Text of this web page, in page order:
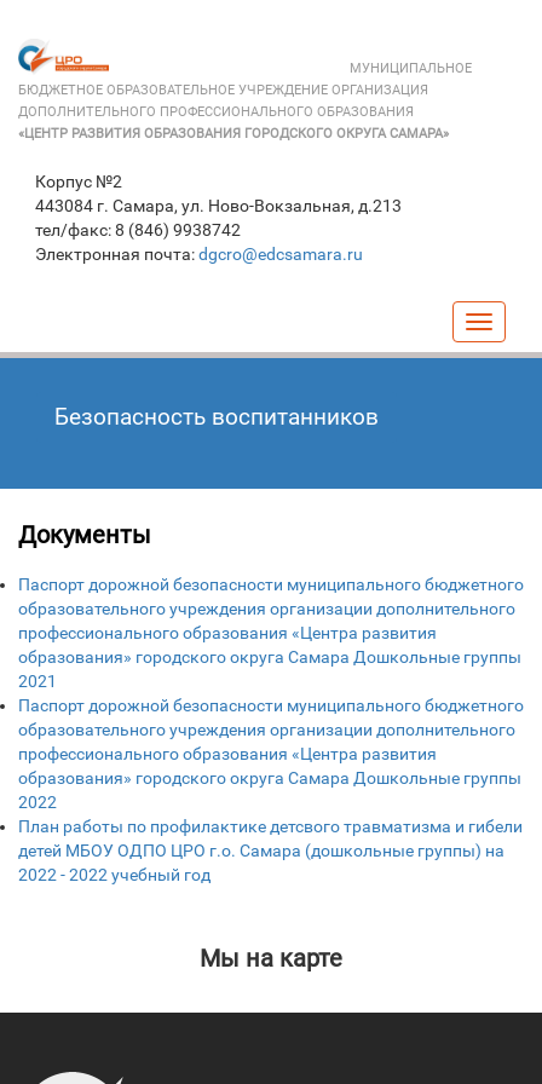
МУНИЦИПАЛЬНОЕ
БЮДЖЕТНОЕ ОБРАЗОВАТЕЛЬНОЕ УЧРЕЖДЕНИЕ ОРГАНИЗАЦИЯ
ДОПОЛНИТЕЛЬНОГО ПРОФЕССИОНАЛЬНОГО ОБРАЗОВАНИЯ
«ЦЕНТР РАЗВИТИЯ ОБРАЗОВАНИЯ ГОРОДСКОГО ОКРУГА САМАРА»
Корпус №2
443084 г. Самара, ул. Ново-Вокзальная, д.213
тел/факс: 8 (846) 9938742
Электронная почта:dgcro@edcsamara.ru
Безопасность воспитанников
Документы
Паспорт дорожной безопасности муниципального бюджетного
образовательного учреждения организации дополнительного
профессионального образования «Центра развития
образования» городского округа Самара Дошкольные группы
2021
Паспорт дорожной безопасности муниципального бюджетного
образовательного учреждения организации дополнительного
профессионального образования «Центра развития
образования» городского округа Самара Дошкольные группы
2022
План работы по профилактике детсвого травматизма и гибели
детей МБОУ ОДПО ЦРО г.о. Самара (дошкольные группы) на
2022 - 2022 учебный год
Мы на карте